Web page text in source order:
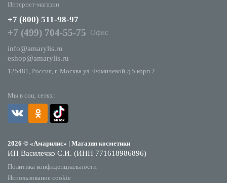
Мы в соц. сетях:
2026 © «Амарилис» | Магазин косметики
ИП Василечко С.И. (ИНН 771618986896)
Политика конфиденциальности
Использование cookie
Интернет-магазин
+7 (800) 511-98-97
+7 (499) 704-55-75
Офис
info@amarylis.ru
eshop@amarylis.ru
125481, Россия, г. Москва ул. Фомичевой д.5 корп.2